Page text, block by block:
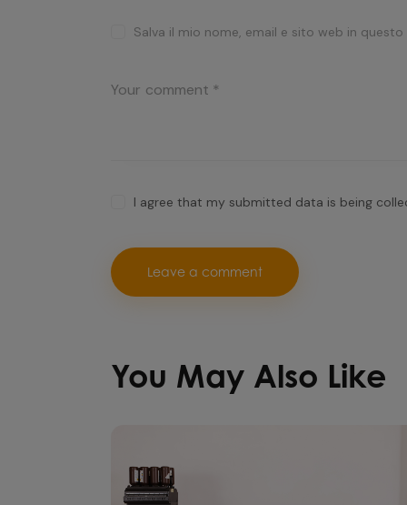
Salva il mio nome, email e sito web in
I agree that my submitted data is being
You May Also Like